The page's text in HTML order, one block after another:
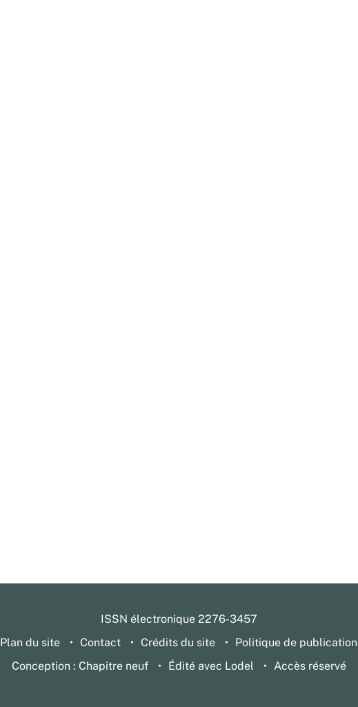
ISSN électronique 2276-3457
Plan du site
Contact Crédits du site
Politique de publication
Conception : Chapitre neuf
Édité avec Lodel Accès réservé